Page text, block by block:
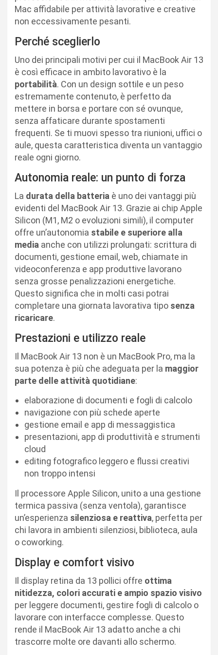
Mac affidabile per attività lavorative e creative
non eccessivamente pesanti.
Perché sceglierlo
Uno dei principali motivi per cui il MacBook Air 13
è così efficace in ambito lavorativo è la
portabilità. Con un design sottile e un peso
estremamente contenuto, è perfetto da
mettere in borsa e portare con sé ovunque,
senza affaticare durante spostamenti
frequenti. Se ti muovi spesso tra riunioni, uffici o
aule, questa caratteristica diventa un vantaggio
reale ogni giorno.
Autonomia reale: un punto di forza
La durata della batteria è uno dei vantaggi più
evidenti del MacBook Air 13. Grazie ai chip Apple
Silicon (M1, M2 o evoluzioni simili), il computer
offre un’autonomia stabile e superiore alla
media anche con utilizzi prolungati: scrittura di
documenti, gestione email, web, chiamate in
videoconferenza e app produttive lavorano
senza grosse penalizzazioni energetiche.
Questo significa che in molti casi potrai
completare una giornata lavorativa tipo senza
ricaricare.
Prestazioni e utilizzo reale
Il MacBook Air 13 non è un MacBook Pro, ma la
sua potenza è più che adeguata per la maggior
parte delle attività quotidiane:
elaborazione di documenti e fogli di calcolo
navigazione con più schede aperte
gestione email e app di messaggistica
presentazioni, app di produttività e strumenti
cloud
editing fotografico leggero e flussi creativi
non troppo intensi
Il processore Apple Silicon, unito a una gestione
termica passiva (senza ventola), garantisce
un’esperienza silenziosa e reattiva, perfetta per
chi lavora in ambienti silenziosi, biblioteca, aula
o coworking.
Display e comfort visivo
Il display retina da 13 pollici offre ottima
nitidezza, colori accurati e ampio spazio visivo
per leggere documenti, gestire fogli di calcolo o
lavorare con interfacce complesse. Questo
rende il MacBook Air 13 adatto anche a chi
trascorre molte ore davanti allo schermo.